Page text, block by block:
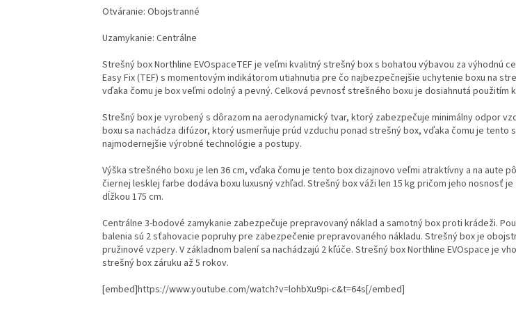
Otváranie: Obojstranné
Uzamykanie: Centrálne
Strešný box Northline EVOspaceTEF je veľmi kvalitný strešný box s bohatou výbavou za výhodnú
Easy Fix (TEF) s momentovým indikátorom utiahnutia pre čo najbezpečnejšie uchytenie boxu na
vďaka čomu je box veľmi odolný a pevný. Celková pevnosť strešného boxu je dosiahnutá použitím
Strešný box je vyrobený s dôrazom na aerodynamický tvar, ktorý zabezpečuje minimálny odpor
boxu sa nachádza difúzor, ktorý usmerňuje prúd vzduchu ponad strešný box, vďaka čomu je
najmodernejšie výrobné technológie a postupy.
Výška strešného boxu je len 36 cm, vďaka čomu je tento box dizajnovo veľmi atraktívny a na aute
čiernej lesklej farbe dodáva boxu luxusný vzhľad. Strešný box váži len 15 kg pričom jeho nosnosť
dĺžkou 175 cm.
Centrálne 3-bodové zamykanie zabezpečuje prepravovaný náklad a samotný box proti krádeži.
balenia sú 2 sťahovacie popruhy pre zabezpečenie prepravovaného nákladu. Strešný box je
pružinové vzpery. V základnom balení sa nachádzajú 2 kľúče. Strešný box Northline EVOspace je
strešný box záruku až 5 rokov.
[embed]https://www.youtube.com/watch?v=lohbXu9pi-c&t=64s[/embed]